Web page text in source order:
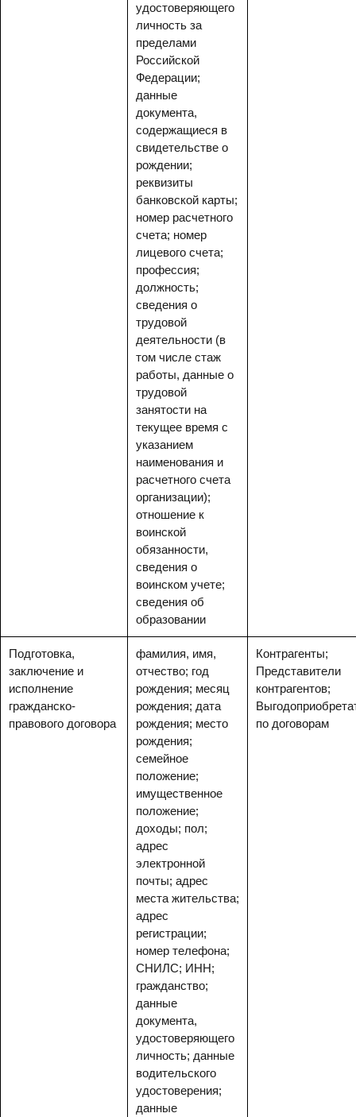
удостоверяющего
личность за
пределами
Российской
Федерации;
данные
документа,
содержащиеся в
свидетельстве о
рождении;
реквизиты
банковской карты;
номер расчетного
счета; номер
лицевого счета;
профессия;
должность;
сведения о
трудовой
деятельности (в
том числе стаж
работы, данные о
трудовой
занятости на
текущее время с
указанием
наименования и
расчетного счета
организации);
отношение к
воинской
обязанности,
сведения о
воинском учете;
сведения об
образовании
Подготовка,
заключение и
исполнение
гражданско-
правового договора
фамилия, имя,
отчество; год
рождения; месяц
рождения; дата
рождения; место
рождения;
семейное
положение;
имущественное
положение;
доходы; пол;
адрес
электронной
почты; адрес
места жительства;
адрес
регистрации;
номер телефона;
СНИЛС; ИНН;
гражданство;
данные
документа,
удостоверяющего
личность; данные
водительского
удостоверения;
данные
Контрагенты;
Представители
контрагентов;
по договорам